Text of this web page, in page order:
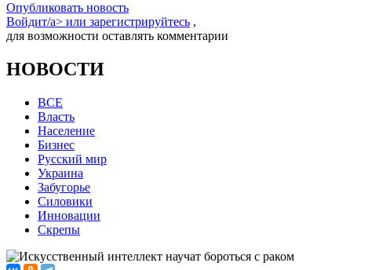
Опубликовать новость
Войдит/a> или зарегистрируйтесь ,
для возможности оставлять комментарии
НОВОСТИ
ВСЕ
Власть
Население
Бизнес
Русский мир
Украина
Забугорье
Силовики
Инновации
Скрепы